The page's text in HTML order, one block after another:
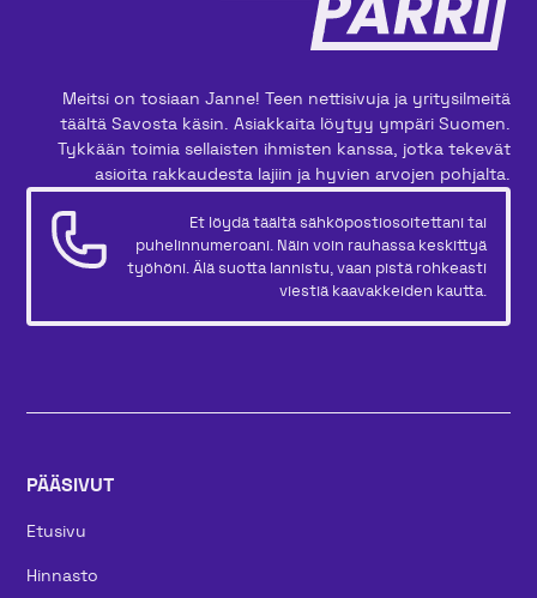
Meitsi on tosiaan Janne! Teen nettisivuja ja yritysilmeitä
täältä Savosta käsin. Asiakkaita löytyy ympäri Suomen.
Tykkään toimia sellaisten ihmisten kanssa, jotka tekevät
asioita rakkaudesta lajiin ja hyvien arvojen pohjalta.
Et löydä täältä sähköpostiosoitettani tai
puhelinnumeroani. Näin voin rauhassa keskittyä
työhöni. Älä suotta lannistu, vaan pistä rohkeasti
viestiä kaavakkeiden kautta.
PÄÄSIVUT
Etusivu
Hinnasto